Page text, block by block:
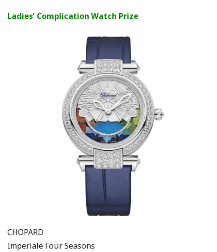
Ladies’ Complication Watch Prize
CHOPARD
Imperiale Four Seasons